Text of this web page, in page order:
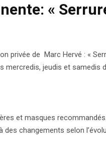
«
privée de Marc Hervé : «
mercredis, jeudis et samedis
et masques recommandés.
des changements selon